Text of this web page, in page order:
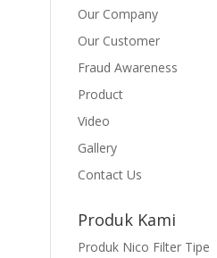
Our Company
Our Customer
Fraud Awareness
Product
Video
Gallery
Contact Us
Produk Kami
Produk Nico Filter Tipe